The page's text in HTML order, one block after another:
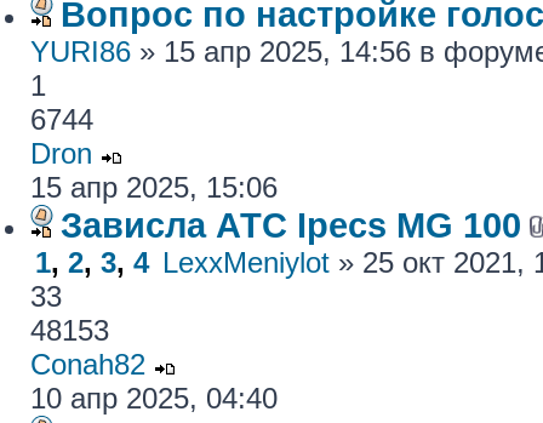
Вопрос по настройке
YURI86 » 15 апр 2025, 14:56 в
1
6744
Dron
15 апр 2025, 15:06
Зависла АТС Ipecs MG 100
1, 2, 3, 4 LexxMeniylot » 25 окт
33
48153
Conah82
10 апр 2025, 04:40